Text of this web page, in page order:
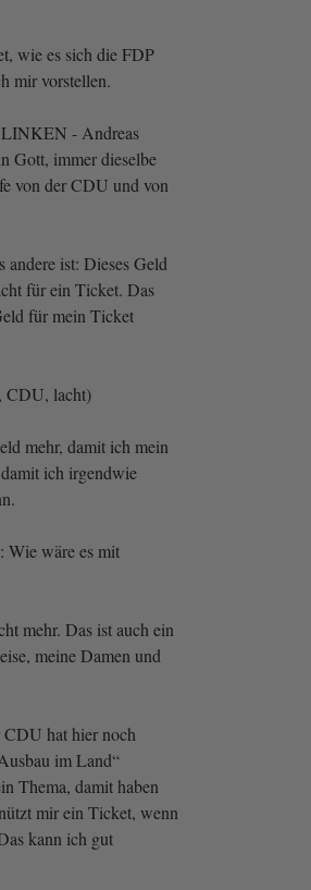
wie es sich die FDP
mir vorstellen.
- Andreas
Gott, immer dieselbe
von der CDU und von
andere ist: Dieses Geld
für ein Ticket. Das
für mein Ticket
CDU, lacht)
mehr, damit ich mein
ich irgendwie
Wie wäre es mit
mehr. Das ist auch ein
meine Damen und
hat hier noch
im Land“
Thema, damit haben
mir ein Ticket, wenn
kann ich gut